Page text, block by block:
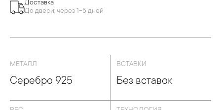
Доставка
До двери, через 1-5 дней
МЕТАЛЛ
Серебро 925
ВСТАВКИ
Без вставок